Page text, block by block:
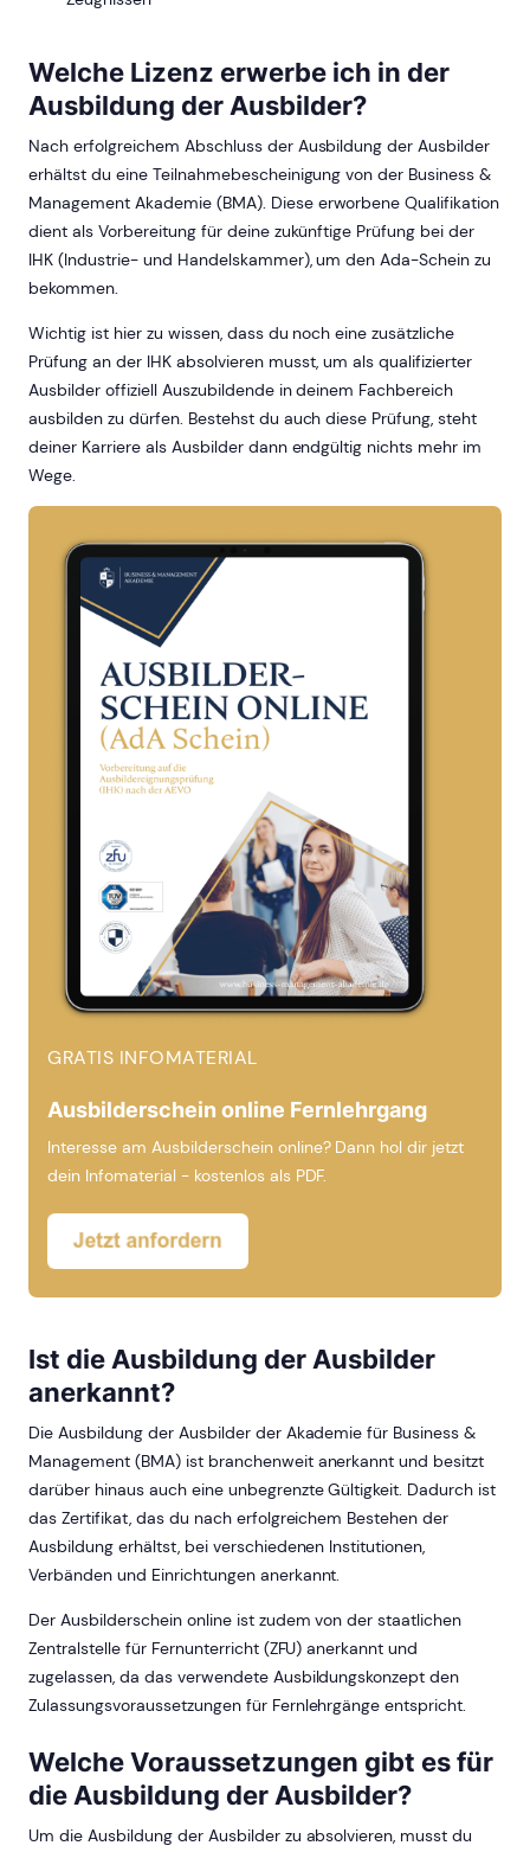
Welche Lizenz erwerbe ich in der
Ausbildung der Ausbilder?
Nach erfolgreichem Abschluss der Ausbildung der Ausbilder
erhältst du eine Teilnahmebescheinigung von der Business &
Management Akademie (BMA). Diese erworbene Qualifikation
dient als Vorbereitung für deine zukünftige Prüfung bei der
IHK (Industrie- und Handelskammer), um den Ada-Schein zu
bekommen.
Wichtig ist hier zu wissen, dass du noch eine zusätzliche
Prüfung an der IHK absolvieren musst, um als qualifizierter
Ausbilder offiziell Auszubildende in deinem Fachbereich
ausbilden zu dürfen. Bestehst du auch diese Prüfung, steht
deiner Karriere als Ausbilder dann endgültig nichts mehr im
Wege.
GRATIS INFOMATERIAL
Ausbilderschein online Fernlehrgang
Interesse am Ausbilderschein online? Dann hol dir jetzt
dein Infomaterial - kostenlos als PDF.
Ist die Ausbildung der Ausbilder
anerkannt?
Die Ausbildung der Ausbilder der Akademie für Business &
Management (BMA) ist branchenweit anerkannt und besitzt
darüber hinaus auch eine unbegrenzte Gültigkeit. Dadurch ist
das Zertifikat, das du nach erfolgreichem Bestehen der
Ausbildung erhältst, bei verschiedenen Institutionen,
Verbänden und Einrichtungen anerkannt.
Der Ausbilderschein online ist zudem von der staatlichen
Zentralstelle für Fernunterricht (ZFU) anerkannt und
zugelassen, da das verwendete Ausbildungskonzept den
Zulassungsvoraussetzungen für Fernlehrgänge entspricht.
Welche Voraussetzungen gibt es für
die Ausbildung der Ausbilder?
Um die Ausbildung der Ausbilder zu absolvieren, musst du